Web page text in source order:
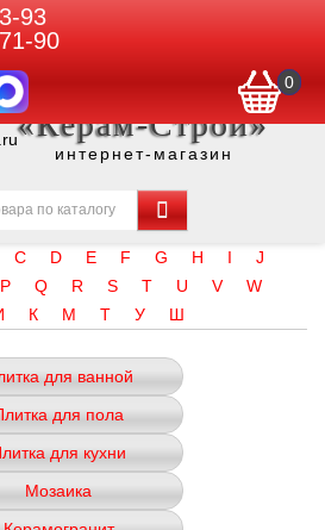
93
90
0
«Керам-Строй»
интернет-магазин
C D E F G H I
J
P Q R S T U V
W
К М Т У Ш
для ванной
для пола
для кухни
Мозаика